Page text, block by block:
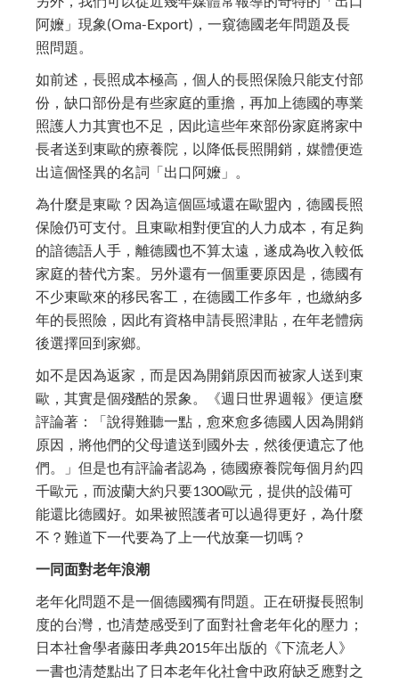
阿嬤」現象(Oma-Export)，一窺德國老年問題及長
照問題。
如前述，長照成本極高，個人的長照保險只能支付部
份，缺口部份是有些家庭的重擔，再加上德國的專業
照護人力其實也不足，因此這些年來部份家庭將家中
長者送到東歐的療養院，以降低長照開銷，媒體便造
出這個怪異的名詞「出口阿嬤」。
為什麼是東歐？因為這個區域還在歐盟內，德國長照
保險仍可支付。且東歐相對便宜的人力成本，有足夠
的諳德語人手，離德國也不算太遠，遂成為收入較低
家庭的替代方案。另外還有一個重要原因是，德國有
不少東歐來的移民客工，在德國工作多年，也繳納多
年的長照險，因此有資格申請長照津貼，在年老體病
後選擇回到家鄉。
如不是因為返家，而是因為開銷原因而被家人送到東
歐，其實是個殘酷的景象。《週日世界週報》便這麼
評論著：「說得難聽一點，愈來愈多德國人因為開銷
原因，將他們的父母遣送到國外去，然後便遺忘了他
們。」但是也有評論者認為，德國療養院每個月約四
千歐元，而波蘭大約只要1300歐元，提供的設備可
能還比德國好。如果被照護者可以過得更好，為什麼
不？難道下一代要為了上一代放棄一切嗎？
一同面對老年浪潮
老年化問題不是一個德國獨有問題。正在研擬長照制
度的台灣，也清楚感受到了面對社會老年化的壓力；
日本社會學者藤田孝典2015年出版的《下流老人》
一書也清楚點出了日本老年化社會中政府缺乏應對之